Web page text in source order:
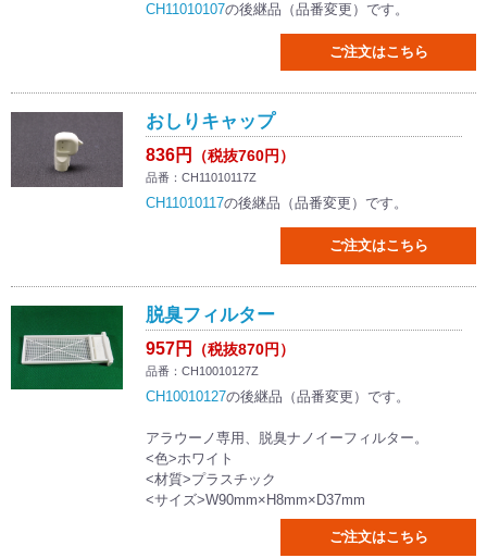
CH11010107の後継品（品番変更）です。
ご注文はこちら
おしりキャップ
836円 （税抜760円）
品番：CH11010117Z
CH11010117の後継品（品番変更）です。
ご注文はこちら
脱臭フィルター
957円 （税抜870円）
品番：CH10010127Z
CH10010127の後継品（品番変更）です。
アラウーノ専用、脱臭ナノイーフィルター。
<色>ホワイト
<材質>プラスチック
<サイズ>W90mm×H8mm×D37mm
ご注文はこちら